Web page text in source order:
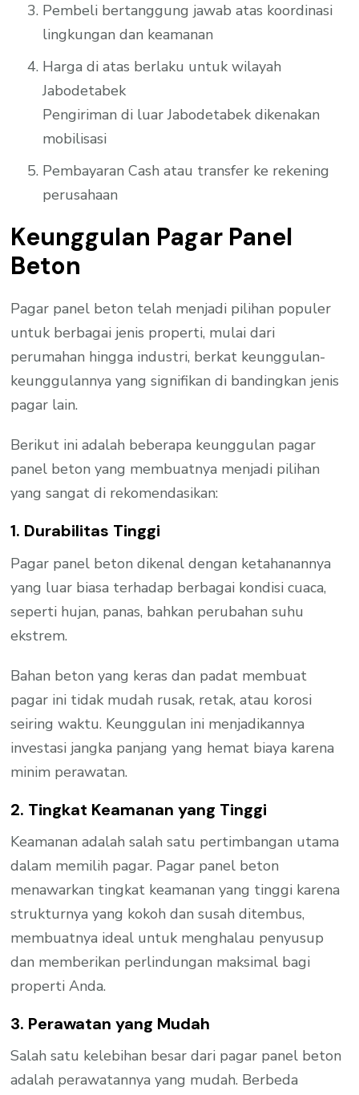
Pembeli bertanggung jawab atas koordinasi
lingkungan dan keamanan
Harga di atas berlaku untuk wilayah
Jabodetabek
Pengiriman di luar Jabodetabek dikenakan
mobilisasi
Pembayaran Cash atau transfer ke rekening
perusahaan
Keunggulan Pagar Panel
Beton
Pagar panel beton telah menjadi pilihan populer
untuk berbagai jenis properti, mulai dari
perumahan hingga industri, berkat keunggulan-
keunggulannya yang signifikan di bandingkan jenis
pagar lain.
Berikut ini adalah beberapa keunggulan pagar
panel beton yang membuatnya menjadi pilihan
yang sangat di rekomendasikan:
1. Durabilitas Tinggi
Pagar panel beton dikenal dengan ketahanannya
yang luar biasa terhadap berbagai kondisi cuaca,
seperti hujan, panas, bahkan perubahan suhu
ekstrem.
Bahan beton yang keras dan padat membuat
pagar ini tidak mudah rusak, retak, atau korosi
seiring waktu. Keunggulan ini menjadikannya
investasi jangka panjang yang hemat biaya karena
minim perawatan.
2. Tingkat Keamanan yang Tinggi
Keamanan adalah salah satu pertimbangan utama
dalam memilih pagar. Pagar panel beton
menawarkan tingkat keamanan yang tinggi karena
strukturnya yang kokoh dan susah ditembus,
membuatnya ideal untuk menghalau penyusup
dan memberikan perlindungan maksimal bagi
properti Anda.
3. Perawatan yang Mudah
Salah satu kelebihan besar dari pagar panel beton
adalah perawatannya yang mudah. Berbeda